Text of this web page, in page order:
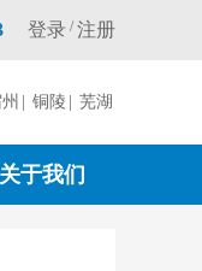
登录 /注册
铜陵 芜湖
关于我们